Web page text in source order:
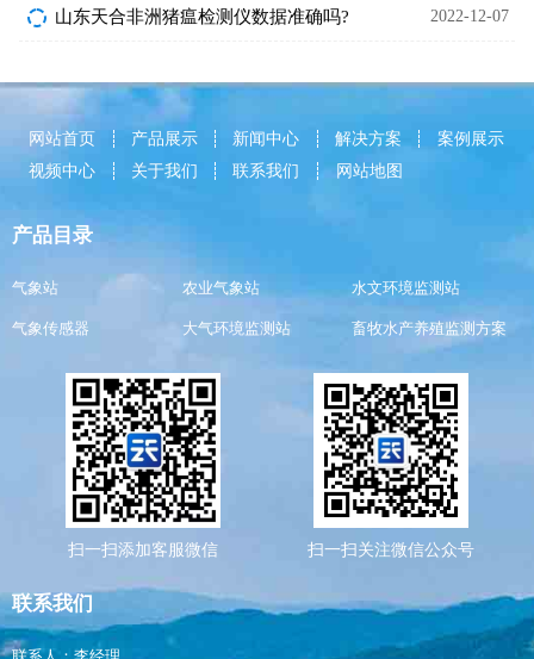
山东天合非洲猪瘟检测仪数据准确吗? 2022-12-07
网站首页 产品展示 新闻中心 解决方案
案例展示
视频中心
关于我们 联系我们 网站地图
产品目录
气象站 农业气象站 水文环境监测站
气象传感器 大气环境监测站 畜牧水产养殖监测方案
扫一扫添加客服微信 扫一扫关注微信公众号
联系我们